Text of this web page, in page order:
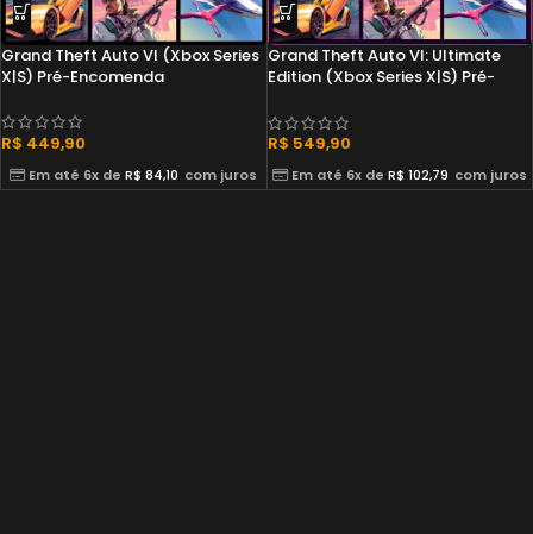
Grand Theft Auto VI (Xbox Series
X|S) Pré-Encomenda
R$ 449,90
Em até 6x deR$ 84,10 com juros
Grand Theft Auto VI: Ultimate
Edition (Xbox Series X|S) Pré-
R$ 549,90
Em até 6x de R$ 102,79 com juros